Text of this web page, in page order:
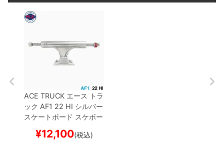
ACE TRUCK エース
トラ
ック AF1 22 HI シルバー
スケートボード スケボー
¥12,100(税込)